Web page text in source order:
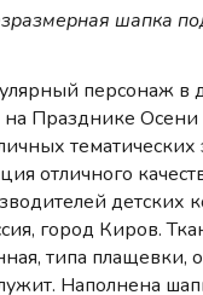
шапка
персонаж в
на Празднике Осени
тематических
отличного
детских
город Киров.
типа плащевки,
Наполнена